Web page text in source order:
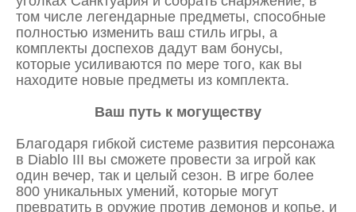
том числе легендарные предметы, способные
полностью изменить ваш стиль игры, а
комплекты доспехов дадут вам бонусы,
которые усиливаются по мере того, как вы
находите новые предметы из комплекта.
Ваш путь к могуществу
Благодаря гибкой системе развития персонажа
в Diablo III вы сможете провести за игрой как
один вечер, так и целый сезон. В игре более
800 уникальных умений, которые могут
превратить в оружие против демонов и копье, и